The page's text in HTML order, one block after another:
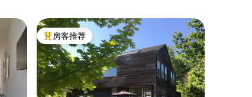
热门「房客推荐」
房客推荐